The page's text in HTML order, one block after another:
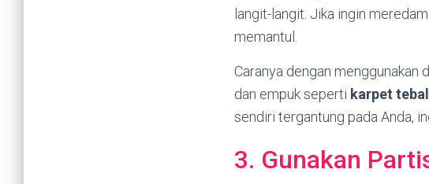
langit-langit. Jika ingin
memantul.
Caranya dengan menggunakan
dan empuk seperti karpet tebal
sendiri tergantung pada Anda,
3. Gunakan